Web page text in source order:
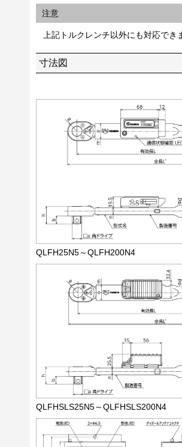
注意
上記トルクレンチ以外にも対応でき
寸法図
QLFH25N5～QLFH200N4
QLFHSLS25N5～QLFHSLS200N4